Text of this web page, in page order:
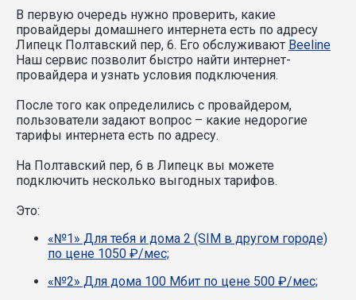
В первую очередь нужно проверить, какие
провайдеры домашнего интернета есть по адресу
Липецк Полтавский пер, 6. Его обслуживают Beeline
Наш сервис позволит быстро найти интернет-
провайдера и узнать условия подключения.
После того как определились с провайдером,
пользователи задают вопрос – какие недорогие
тарифы интернета есть по адресу.
На Полтавский пер, 6 в Липецк вы можете
подключить несколько выгодных тарифов.
Это:
«№1» Для тебя и дома 2 (SIM в другом городе)
по цене 1050 ₽/мес;
«№2» Для дома 100 Мбит по цене 500 ₽/мес;